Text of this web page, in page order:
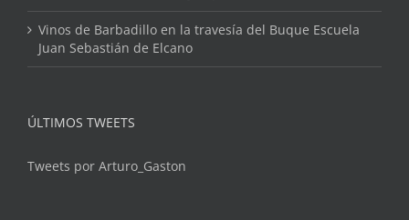
Vinos de Barbadillo en la travesía del Buque Escuela
Juan Sebastián de Elcano
ÚLTIMOS TWEETS
Tweets por Arturo_Gaston